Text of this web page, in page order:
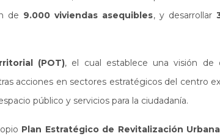
de 9.000 viviendas asequibles, y desarrollar
(POT), el cual establece una visión de
acciones en sectores estratégicos del centro
público y servicios para la ciudadanía.
Plan Estratégico de Revitalización Urbana